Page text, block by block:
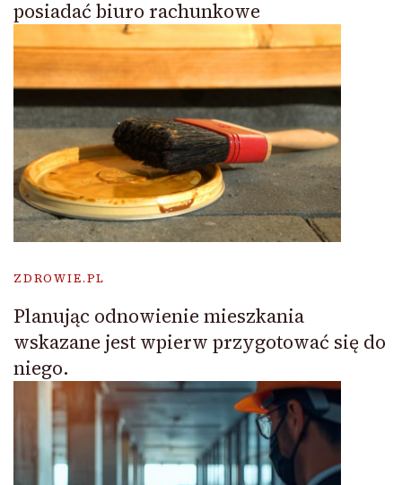
posiadać biuro rachunkowe
ZDROWIE.PL
Planując odnowienie mieszkania
wskazane jest wpierw przygotować się do
niego.